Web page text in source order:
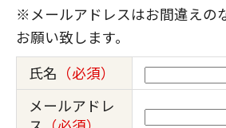
※メールアドレスはお間違えの
お願い致します。
氏名 （必須）
メールアドレ